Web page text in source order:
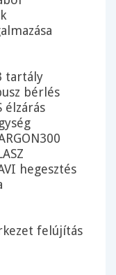
tartály
bérlés
élzárás
hegesztés
felújítás